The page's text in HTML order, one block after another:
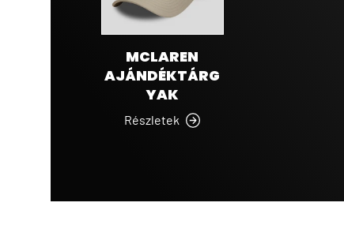
MCLAREN
AJÁNDÉKTÁRG
YAK
Részletek